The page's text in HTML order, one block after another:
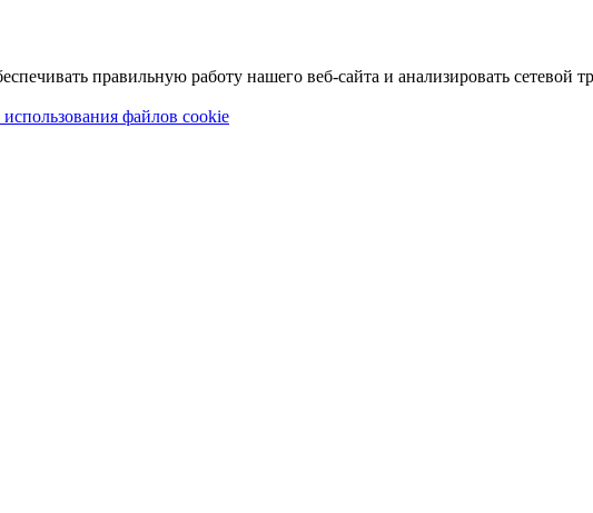
правильную работу нашего веб-сайта и анализировать сетевой
файлов cookie